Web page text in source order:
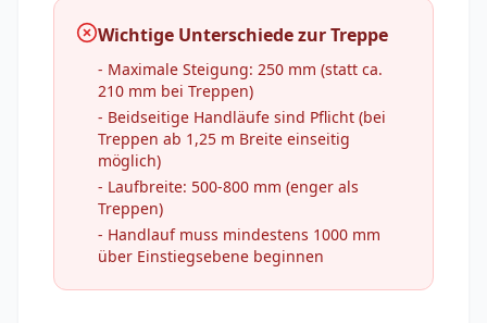
Wichtige Unterschiede zur Treppe
- Maximale Steigung: 250 mm (statt ca.
210 mm bei Treppen)
- Beidseitige Handläufe sind Pflicht (bei
Treppen ab 1,25 m Breite einseitig
möglich)
- Laufbreite: 500-800 mm (enger als
Treppen)
- Handlauf muss mindestens 1000 mm
über Einstiegsebene beginnen